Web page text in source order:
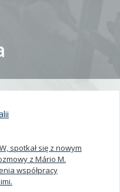
spotkał się z nowym
z Mário M.
współpracy